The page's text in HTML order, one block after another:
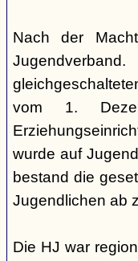
Nach der
vom 1.
wurde auf
bestand die
Jugendlichen ab
Die HJ war